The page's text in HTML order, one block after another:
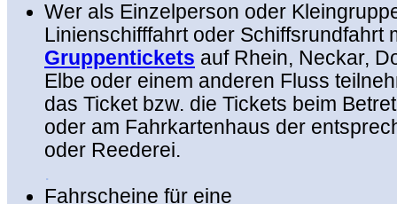
Wer als Einzelperson oder
Linienschifffahrt oder Schiffsrundfahrt
Gruppentickets auf Rhein, Neckar,
Elbe oder einem anderen Fluss
das Ticket bzw. die Tickets beim
oder am Fahrkartenhaus der
oder Reederei.
.
Fahrscheine für eine